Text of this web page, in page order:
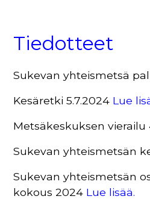
Tiedotteet
Sukevan yhteismetsä
Kesäretki 5.7.2024 Lue
Metsäkeskuksen vierailu
Sukevan yhteismetsän
Sukevan yhteismetsän
kokous 2024 Lue lisää.